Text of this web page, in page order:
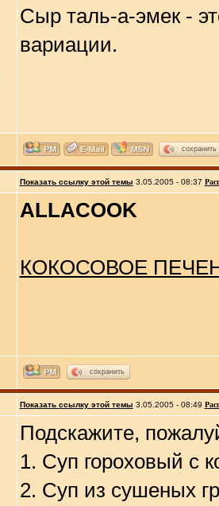
Сыр таль-а-эмек -
вариации.
сохранить
Показать ссылку этой темы 3.05.2005 - 08:37
ALLACOOK
КОКОСОВОЕ
сохранить
Показать ссылку этой темы 3.05.2005 - 08:49
Подскажите,
1. Суп гороховый с
2. Суп из сушеных